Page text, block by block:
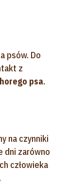
psów. Do
z
psa.
na czynniki
dni zarówno
człowieka